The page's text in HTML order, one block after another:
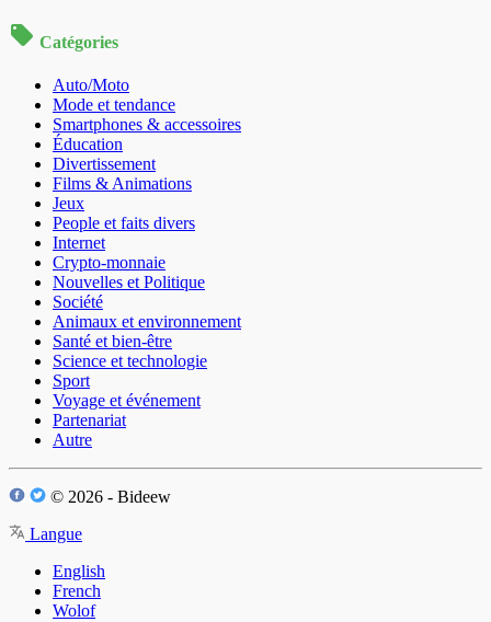
Catégories
Auto/Moto
Mode et tendance
Smartphones & accessoires
Éducation
Divertissement
Films & Animations
Jeux
People et faits divers
Internet
Crypto-monnaie
Nouvelles et Politique
Société
Animaux et environnement
Santé et bien-être
Science et technologie
Sport
Voyage et événement
Partenariat
Autre
© 2026 - Bideew
Langue
English
French
Wolof